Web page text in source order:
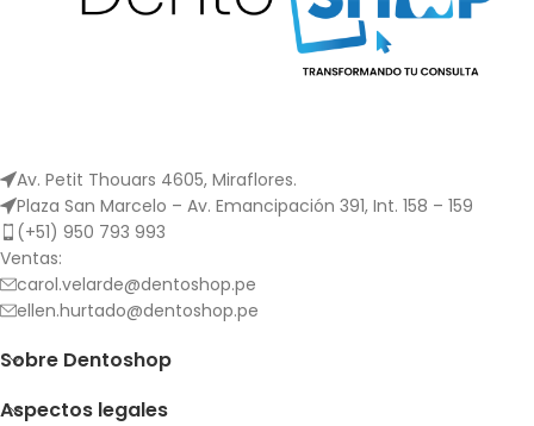
Av. Petit Thouars 4605, Miraflores.
Plaza San Marcelo – Av. Emancipación 391, Int. 158 – 159
(+51) 950 793 993
Ventas:
carol.velarde@dentoshop.pe
ellen.hurtado@dentoshop.pe
Sobre Dentoshop
Aspectos legales